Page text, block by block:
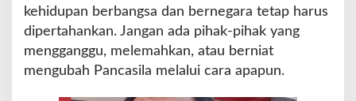
g
u
P
a
kehidupan berbangsa dan bernegara tetap harus
dipertahankan. Jangan ada pihak-pihak yang
mengganggu, melemahkan, atau berniat
mengubah Pancasila melalui cara apapun.